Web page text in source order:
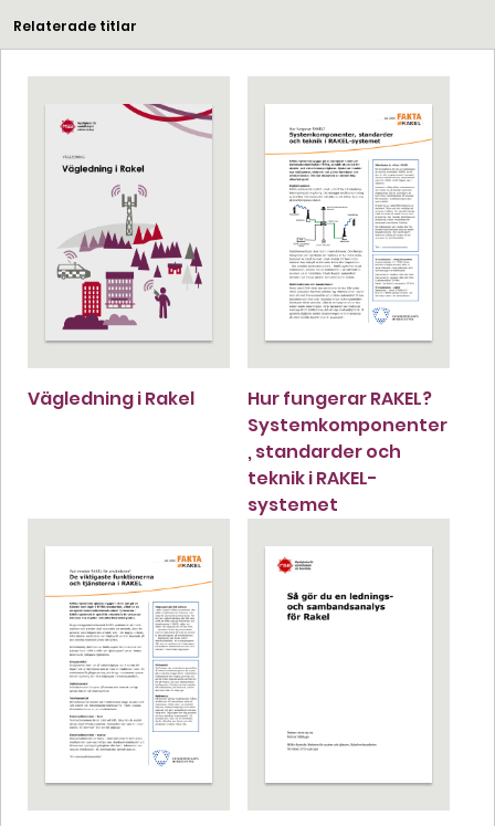
Relaterade titlar
Vägledning i Rakel
Hur fungerar RAKEL?
Systemkomponenter
, standarder och
teknik i RAKEL-
systemet